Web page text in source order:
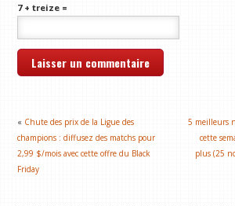
7 + treize =
« Chute des prix de la Ligue des
champions : diffusez des matchs pour
2,99 $/mois avec cette offre du Black
Friday
5 meilleurs
cette
plus (25